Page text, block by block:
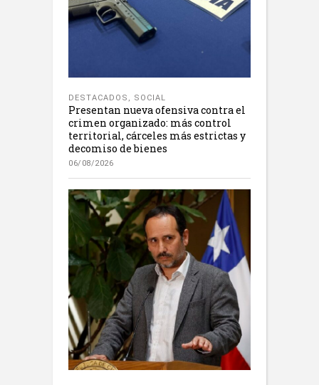
DESTACADOS , SOCIAL
Presentan nueva ofensiva contra el
crimen organizado: más control
territorial, cárceles más estrictas y
decomiso de bienes
06/08/2026